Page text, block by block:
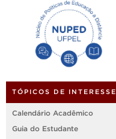
TÓPICOS DE INTERESSE
Calendário Acadêmico
Guia do Estudante